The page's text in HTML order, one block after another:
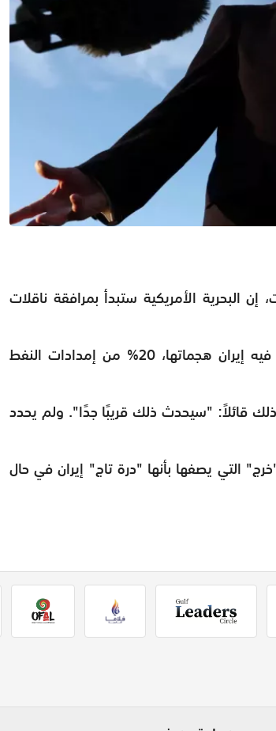
البحرية الأمريكية ستبدأ بمرافقة ناقلات
ويمر عبر المضيق، وهو ممر مائي استراتيجي صعّدت فيه إيران هجماتها، 20% من إمدادات النفط
قائلاً: "سيحدث ذلك قريبًا جدًا". ولم يحدد
التي يصفها بأنها "درة تاج" إيران في حال